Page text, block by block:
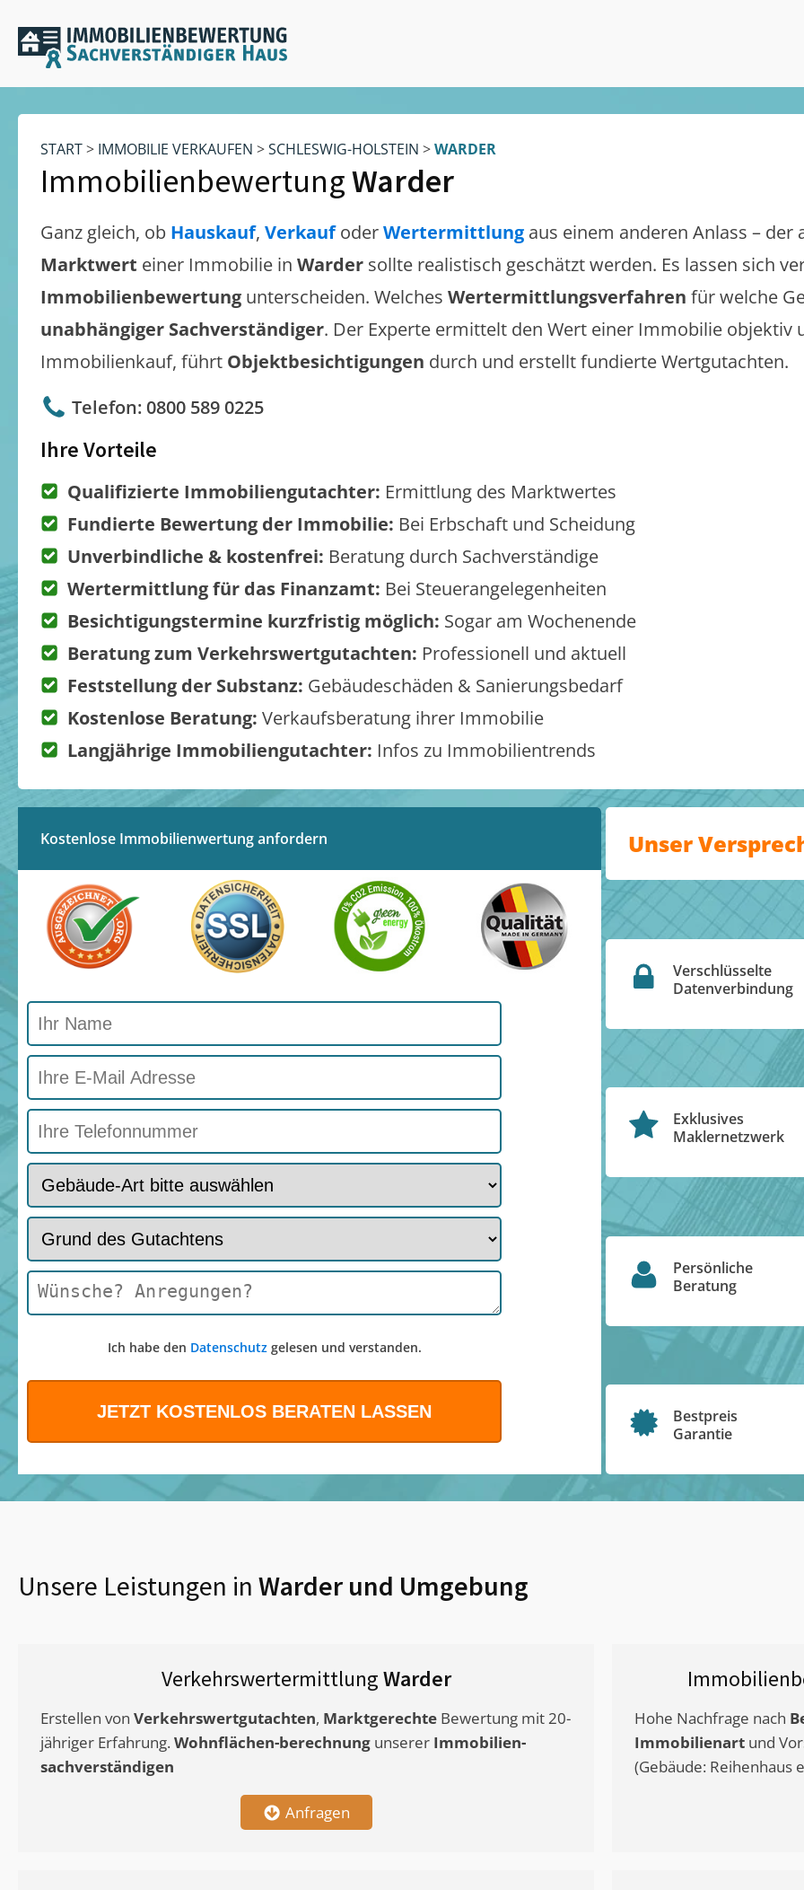
START> IMMOBILIE VERKAUFEN >SCHLESWIG-HOLSTEIN >WARDER
ImmobilienbewertungWarder
Ganz gleich, ob Hauskauf, VerkaufoderWertermittlung aus einem anderen Anlass – der
Marktwert einer Immobilie in Warder sollte realistisch geschätzt werden. Es lassen sich
Immobilienbewertung unterscheiden. Welches Wertermittlungsverfahren für welche
unabhängiger Sachverständiger. Der Experte ermittelt den Wert einer Immobilie objektiv
Immobilienkauf, führt Objektbesichtigungen durch und erstellt fundierte Wertgutachten.
Telefon: 0800 589 0225
Ihre Vorteile
Qualifizierte Immobiliengutachter: Ermittlung des Marktwertes
Fundierte Bewertung der Immobilie: Bei Erbschaft und Scheidung
Unverbindliche & kostenfrei: Beratung durch Sachverständige
Wertermittlung für das Finanzamt: Bei Steuerangelegenheiten
Besichtigungstermine kurzfristig möglich: Sogar am Wochenende
Beratung zum Verkehrswertgutachten: Professionell und aktuell
Feststellung der Substanz: Gebäudeschäden & Sanierungsbedarf
Kostenlose Beratung: Verkaufsberatung ihrer Immobilie
Langjährige Immobiliengutachter: Infos zu Immobilientrends
Kostenlose Immobilienwertung anfordern
Ich habe den Datenschutzgelesen und verstanden.
Unser
Verschlüsselte
Datenverbindung
Exklusives
Maklernetzwerk
Persönliche
Beratung
Bestpreis
Garantie
Unsere Leistungen in Warder und Umgebung
VerkehrswertermittlungWarder
Erstellen von Verkehrswertgutachten, Marktgerechte Bewertung mit 20-
jähriger Erfahrung. Wohnflächen-berechnung unserer Immobilien-
sachverständigen
Anfragen
Hohe Nachfrage nach
Immobilienart und
(Gebäude: Reihenhaus